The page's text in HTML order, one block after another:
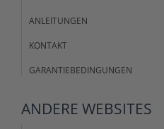
ANLEITUNGEN
KONTAKT
GARANTIEBEDINGUNGEN
ANDERE WEBSITES